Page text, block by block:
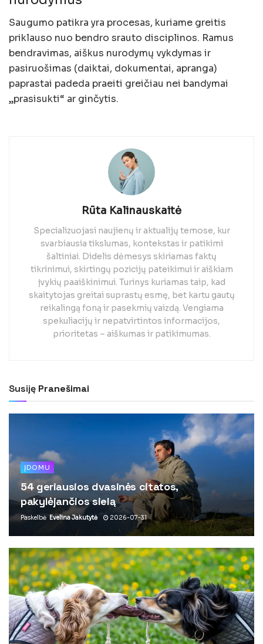
Saugumo patikra yra procesas, kuriame greitis
priklauso nuo bendro srauto disciplinos. Ramus
bendravimas, aiškus nurodymų vykdymas ir
pasiruošimas (daiktai, dokumentai, apranga)
paprastai padeda praeiti greičiau nei bandymai
„prasisukti“ ar ginčytis.
Rūta Kalinauskaitė
Specializuojasi naujienų ir aktualijų temose, kur
svarbiausia tikslumas, kontekstas ir patikimi
šaltiniai. Didelis dėmesys skiriamas faktų
tikrinimui, skirtingų pozicijų pateikimui ir aiškiam
įvykių paaiškinimui. Turinys kuriamas taip, kad
skaitytojas greitai suprastų esmę, bet kartu gautų
reikalingą foną ir pasekmių vaizdą. Vengiama
spekuliacijų ir nepatvirtintos informacijos,
prioritetas – aiškumas ir patikimumas.
Susiję Pranešimai
ĮDOMU
54 geriausios dvasinės citatos,
pakylėjančios sielą
Paskelbė Evelina Jakutytė 2026-07-31